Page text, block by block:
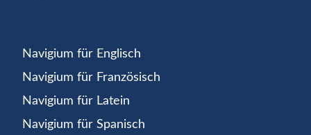
Navigium für Englisch
Navigium für Französisch
Navigium für Latein
Navigium für Spanisch